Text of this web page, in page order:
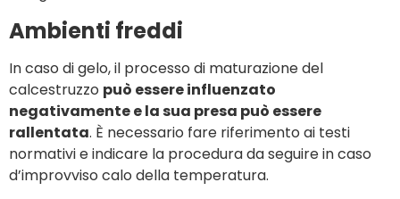
Ambienti freddi
In caso di gelo, il processo di maturazione del
calcestruzzo può essere influenzato
negativamente e la sua presa può essere
rallentata. È necessario fare riferimento ai testi
normativi e indicare la procedura da seguire in caso
d’improvviso calo della temperatura.